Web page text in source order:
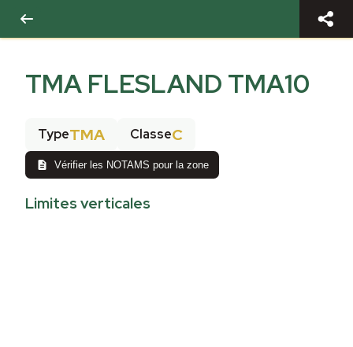
TMA FLESLAND TMA10
TypeTMA ClasseC
Vérifier les NOTAMS pour la zone
Limites verticales